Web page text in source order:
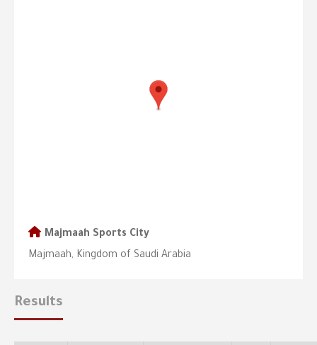
Majmaah Sports City
Majmaah, Kingdom of Saudi Arabia
Results